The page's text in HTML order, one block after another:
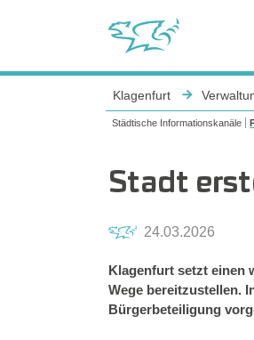
Klagenfurt
Städtische Informationskanäle
Stadt
24.03.2026
Klagenfurt setzt einen
Wege bereitzustellen.
Bürgerbeteiligung